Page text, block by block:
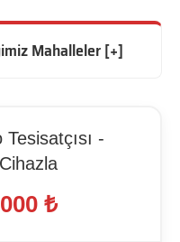
Mahalleler [+]
-
₺